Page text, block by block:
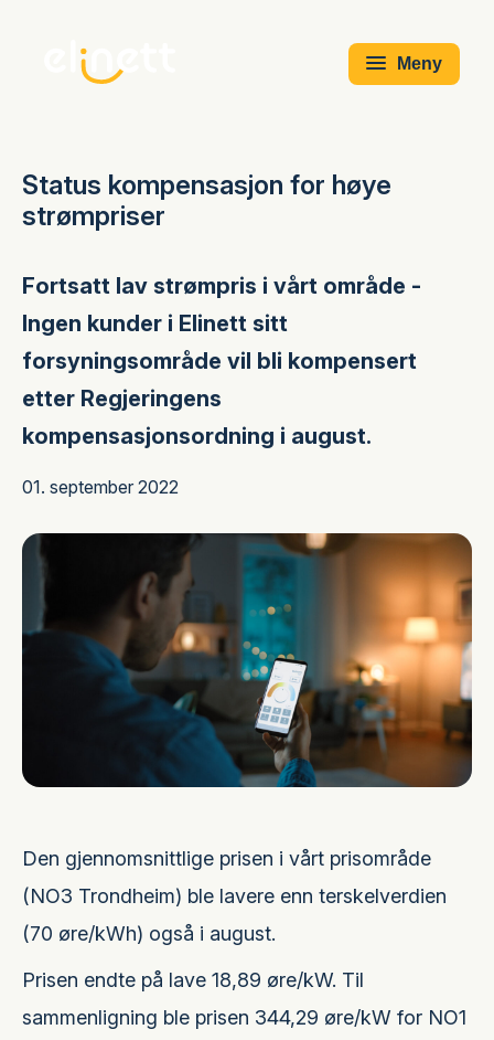
Meny
Status kompensasjon for høye
strømpriser
Fortsatt lav strømpris i vårt område -
Ingen kunder i Elinett sitt
forsyningsområde vil bli kompensert
etter Regjeringens
kompensasjonsordning i august.
01. september 2022
Den gjennomsnittlige prisen i vårt prisområde
(NO3 Trondheim) ble lavere enn terskelverdien
(70 øre/kWh) også i august.
Prisen endte på lave 18,89 øre/kW. Til
sammenligning ble prisen 344,29 øre/kW for NO1